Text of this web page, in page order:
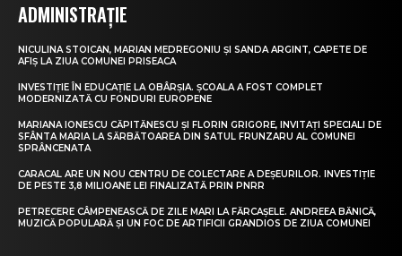
ADMINISTRAȚIE
NICULINA STOICAN, MARIAN MEDREGONIU ȘI SANDA ARGINT, CAPETE DE
AFIȘ LA ZIUA COMUNEI PRISEACA
INVESTIȚIE ÎN EDUCAȚIE LA OBÂRȘIA. ȘCOALA A FOST COMPLET
MODERNIZATĂ CU FONDURI EUROPENE
MARIANA IONESCU CĂPITĂNESCU ȘI FLORIN GRIGORE, INVITAȚI SPECIALI DE
SFÂNTA MARIA LA SĂRBĂTOAREA DIN SATUL FRUNZARU AL COMUNEI
SPRÂNCENATA
CARACAL ARE UN NOU CENTRU DE COLECTARE A DEȘEURILOR. INVESTIȚIE
DE PESTE 3,8 MILIOANE LEI FINALIZATĂ PRIN PNRR
PETRECERE CÂMPENEASCĂ DE ZILE MARI LA FĂRCAȘELE. ANDREEA BĂNICĂ,
MUZICĂ POPULARĂ ȘI UN FOC DE ARTIFICII GRANDIOS DE ZIUA COMUNEI